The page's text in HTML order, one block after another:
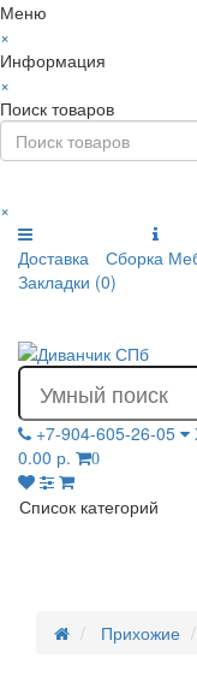
Меню
×
Информация
×
Поиск товаров
×
Доставка
Сборка
Закладки (0)
+7-904-605-26-05
0.00 р.
0
Список категорий
Прихожие